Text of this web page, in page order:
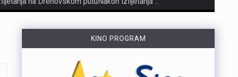
KINO PROGRAM